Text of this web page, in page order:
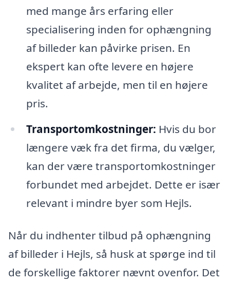
med mange års erfaring eller
specialisering inden for ophængning
af billeder kan påvirke prisen. En
ekspert kan ofte levere en højere
kvalitet af arbejde, men til en højere
pris.
Transportomkostninger: Hvis du bor
længere væk fra det firma, du vælger,
kan der være transportomkostninger
forbundet med arbejdet. Dette er især
relevant i mindre byer som Hejls.
Når du indhenter tilbud på ophængning
af billeder i Hejls, så husk at spørge ind til
de forskellige faktorer nævnt ovenfor. Det